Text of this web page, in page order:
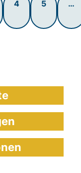
4 5 …